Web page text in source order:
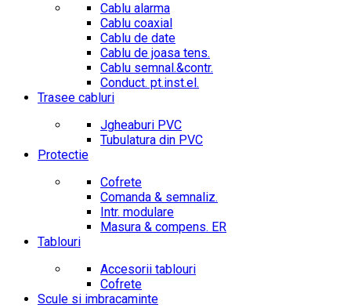
Cablu alarma
Cablu coaxial
Cablu de date
Cablu de joasa tens.
Cablu semnal.&contr.
Conduct. pt.inst.el.
Trasee cabluri
Jgheaburi PVC
Tubulatura din PVC
Protectie
Cofrete
Comanda & semnaliz.
Intr. modulare
Masura & compens. ER
Tablouri
Accesorii tablouri
Cofrete
Scule si imbracaminte